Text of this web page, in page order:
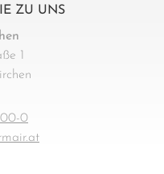
ZU UNS
1
0